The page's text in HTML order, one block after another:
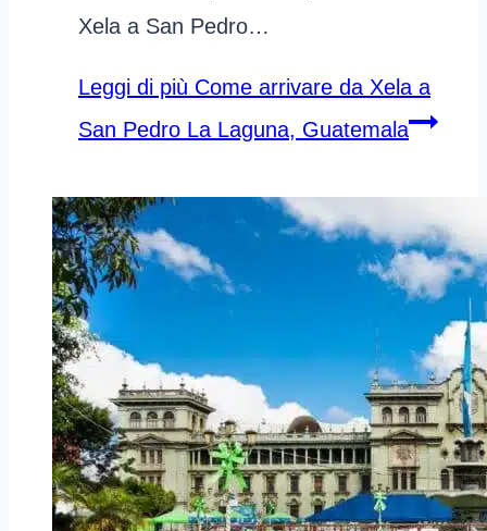
Xela a San Pedro…
Leggi di più Come arrivare da Xela a
San Pedro La Laguna, Guatemala